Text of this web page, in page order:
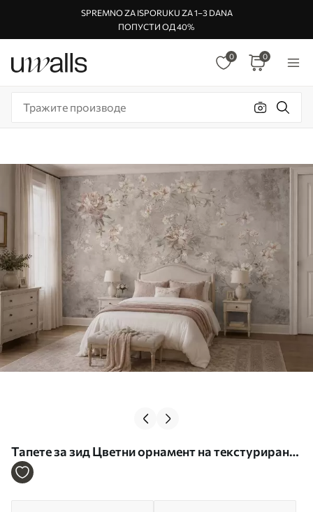
SPREMNO ZA ISPORUKU ZA 1–3 DANA
ПОПУСТИ ОД 40%
0 0
Тапете за зид Цветни орнамент на текстурираној
светлој позадини бр. w05698